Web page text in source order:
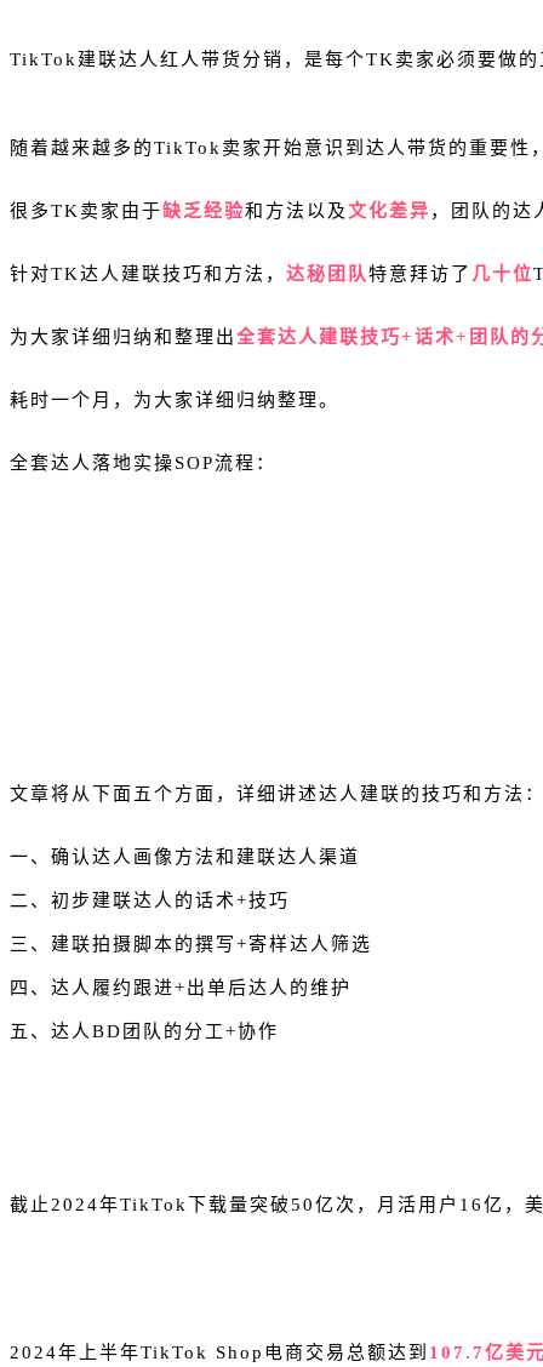
TikTok建联达人红人带货分销，是每个TK卖家必须要做的
随着越来越多的TikTok卖家开始意识到达人带货的重要性
很多TK卖家由于缺乏经验和方法以及文化差异 ，团队的达
针对TK达人建联技巧和方法， 达秘团队特意拜访了 几十位
为大家详细归纳和整理出全套达人建联技巧+话术+团队的
耗时一个月，为大家详细归纳整理。
全套达人落地实操SOP流程：
文章将从下面五个方面，详细讲述达人建联的技巧和方法
一、确认达人画像方法和建联达人渠道
二、初步建联达人的话术+技巧
三、建联拍摄脚本的撰写+寄样达人筛选
四、达人履约跟进+出单后达人的维护
五、达人BD团队的分工+协作
截止2024年TikTok下载量突破50亿次，月活用户16亿，
2024年上半年TikTok Shop电商交易总额达到 107.7亿美